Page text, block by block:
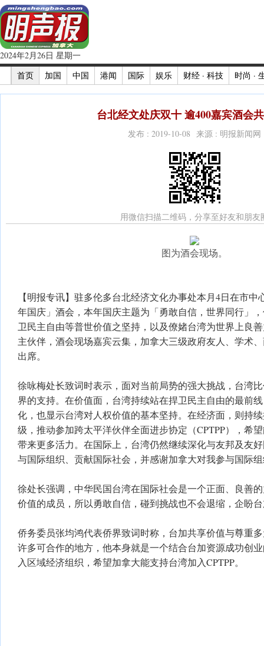
2024年2月26日 星期一
首页
加国 中国 港闻 国际 娱乐 财经 · 科技 时尚 ·
台北经文处庆双十 逾400嘉宾酒会
发布 : 2019-10-08 来源 : 明报新闻网
用微信扫描二维码，分享至好友和朋友
图为酒会现场。
【明报专讯】驻多伦多台北经济文化办事处本月4日在市中
年国庆」酒会，本年国庆主题为「勇敢自信，世界同行」
卫民主自由等普世价值之坚持，以及僚媎台湾为世界上良
主伙伴，酒会现场嘉宾云集，加拿大三级政府友人、学术
出席。
徐咏梅处长致词时表示，面对当前局势的强大挑战，台湾
界的支持。在价值面，台湾持续站在捍卫民主自由的最前
化，也显示台湾对人权价值的基本坚持。在经济面，则持
级，推动参加跨太平洋伙伴全面进步协定（CPTPP），希
带来更多活力。在国际上，台湾仍然继续深化与友邦及友
与国际组织、贡献国际社会，并感谢加拿大对我参与国际
徐处长强调，中华民国台湾在国际社会是一个正面、良善
价值的成员，所以勇敢自信，碰到挑战也不会退缩，企盼
侨务委员张均鸿代表侨界致词时称，台加共享价值与尊重
许多可合作的地方，他本身就是一个结合台加资源成功创
入区域经济组织，希望加拿大能支持台湾加入CPTPP。